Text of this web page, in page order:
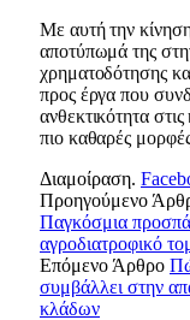
Με αυτή την
αποτύπωμά της
χρηματοδότησης
προς έργα που
ανθεκτικότητα
πιο καθαρές
Διαμοίραση.
Προηγούμενο
Παγκόσμια
αγροδιατροφικό
Επόμενο Άρθρο
συμβάλλει στην
κλάδων